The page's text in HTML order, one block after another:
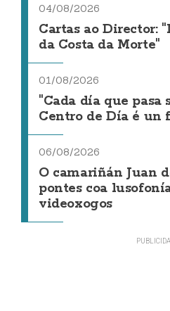
04/08/2026
Cartas ao Director:
da Costa da Morte"
01/08/2026
"Cada día que pasa
Centro de Día é un
06/08/2026
O camariñán Juan
pontes coa
videoxogos